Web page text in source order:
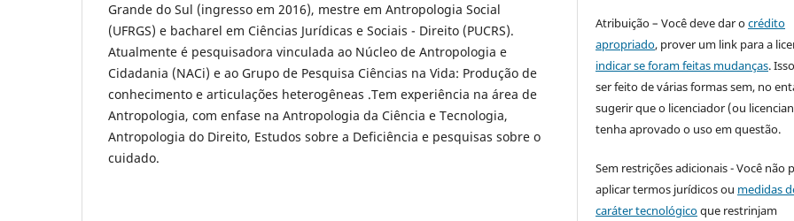
Grande do Sul (ingresso em 2016), mestre em Antropologia Social
(UFRGS) e bacharel em Ciências Jurídicas e Sociais - Direito (PUCRS).
Atualmente é pesquisadora vinculada ao Núcleo de Antropologia e
Cidadania (NACi) e ao Grupo de Pesquisa Ciências na Vida: Produção de
conhecimento e articulações heterogêneas .Tem experiência na área de
Antropologia, com enfase na Antropologia da Ciência e Tecnologia,
Antropologia do Direito, Estudos sobre a Deficiência e pesquisas sobre o
cuidado.
Atribuição – Você deve dar ocrédito
apropriado, prover um link para a
indicar se foram feitas mudanças.
ser feito de várias formas sem, no
sugerir que o licenciador (ou
tenha aprovado o uso em questão.
Sem restrições adicionais - Você não
aplicar termos jurídicos ou medidas
caráter tecnológicoque restrinjam